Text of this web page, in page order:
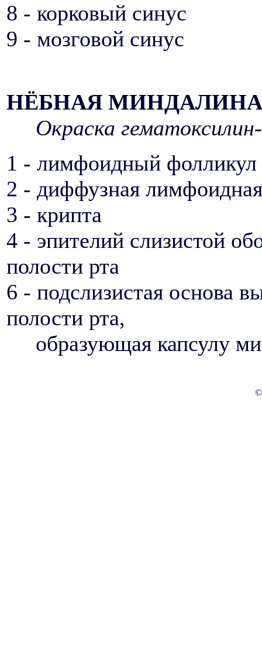
8 - корковый синус
9 - мозговой синус
НЁБНАЯ МИНДАЛИНА
Окраска
1 - лимфоидный фолликул
2 - диффузная
3 - крипта
4 - эпителий слизистой
полости рта
6 - подслизистая основа
полости рта,
образующая капсулу
©